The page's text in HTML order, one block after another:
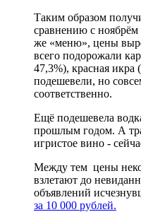
Таким образом
сравнению с ноябрём
же «меню», цены
всего подорожали
47,3%), красная
подешевели, но
соответственно.
Ещё подешевела
прошлым годом. А
игристое вино -
Между тем цены
взлетают до
объявлений
за 10 000 рублей.